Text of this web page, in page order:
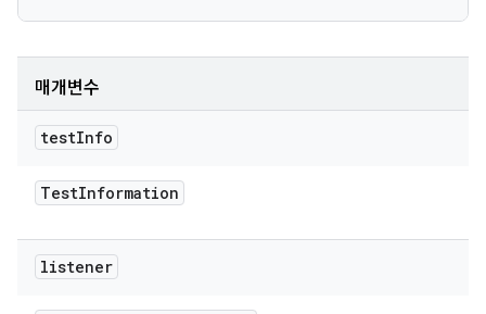
매개변수
testInfo
TestInformation
listener